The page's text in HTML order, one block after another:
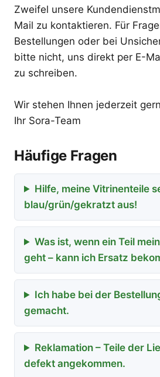
Zweifel unsere
Mail zu kontaktieren. Für
Bestellungen oder bei
bitte nicht, uns direkt per E-
zu schreiben.
Wir stehen Ihnen jederzeit
Ihr Sora-Team
Häufige Fragen
Hilfe, meine Vitrinenteile
blau/grün/gekratzt aus!
Was ist, wenn ein Teil
geht – kann ich Ersatz
Ich habe bei der
gemacht.
Reklamation – Teile der
defekt angekommen.